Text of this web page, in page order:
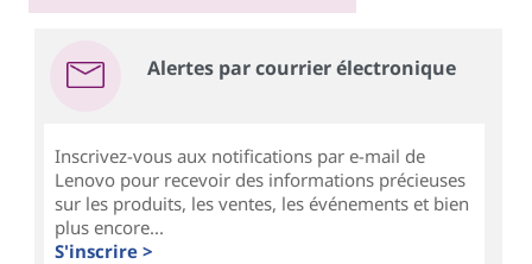
Alertes par courrier électronique
Inscrivez-vous aux notifications par e-mail de
Lenovo pour recevoir des informations précieuses
sur les produits, les ventes, les événements et bien
plus encore...
S'inscrire >